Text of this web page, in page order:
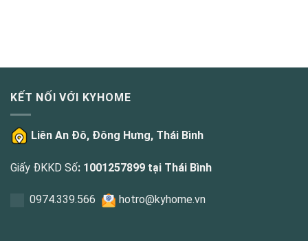
KẾT NỐI VỚI KYHOME
Liên An Đô, Đông Hưng, Thái Bình
Giấy ĐKKD Số: 1001257899 tại Thái Bình
0974.339.566 hotro@kyhome.vn